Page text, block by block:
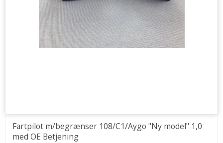
Fartpilot m/begrænser 108/C1/Aygo "Ny model" 1,0
med OE Betjening